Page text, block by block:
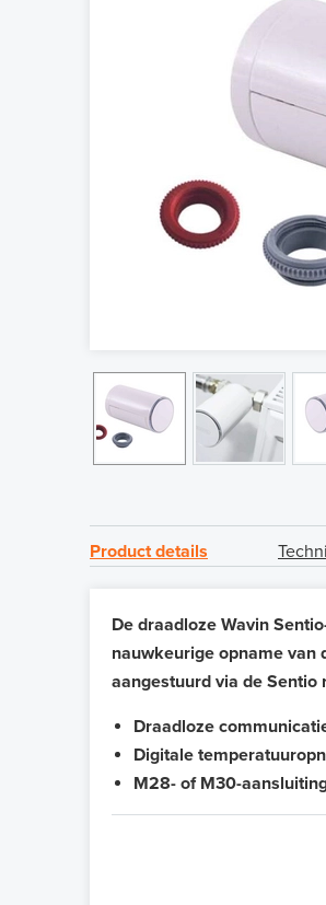
Product details
De draadloze Wavin
nauwkeurige opname van
aangestuurd via de Sentio
Draadloze
Digitale
M28- of M30-